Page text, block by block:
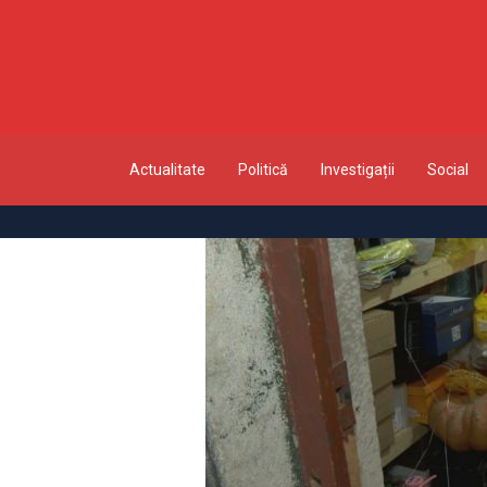
Actualitate Politică Investigații Social